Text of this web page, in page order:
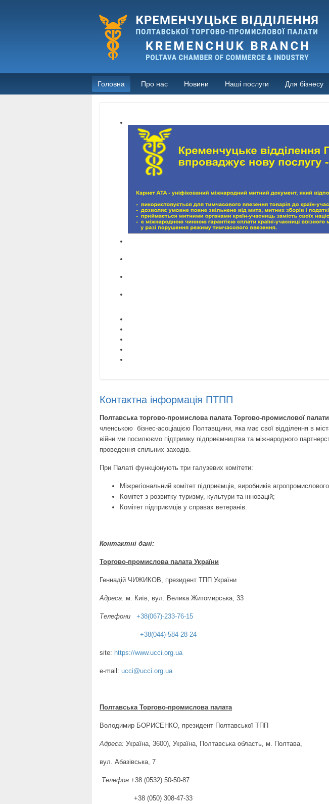
Головна Про нас Новини Наші послуги Для бізнесу
Контактна інформація ПТПП
Полтавська торгово-промислова палата Торгово-промислової палати
членською бізнес-асоціацією Полтавщини, яка має свої відділення в
війни ми посилюємо підтримку підприємництва та міжнародного
проведення спільних заходів.
При Палаті функціонують три галузевих комітети:
Міжрегіональний комітет підприємців, виробників
Комітет з розвитку туризму, культури та інновацій;
Комітет підприємців у справах ветеранів.
Контактні дані:
Торгово-промислова палата України
Геннадій ЧИЖИКОВ, президент ТПП України
Адреса: м. Київ, вул. Велика Житомирська, 33
Телефони +38(067)-233-76-15
+38(044)-584-28-24
site: https://www.ucci.org.ua
e-mail: ucci@ucci.org.ua
Полтавська Торгово-промислова палата
Володимир БОРИСЕНКО, президент Полтавської ТПП
Адреса: Україна, 3600), Україна, Полтавська область, м. Полтава,
вул. Абазівська, 7
Телефон +38 (0532) 50-50-87
+38 (050) 308-47-33